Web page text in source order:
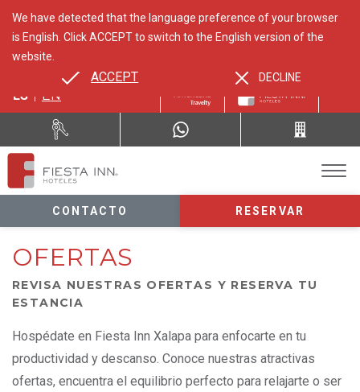
ES EN
CONTACTO RESERVAR
We have detected that the language preference of your browser
is English. Click ACCEPT to switch to the English version of the
website.
ACCEPT DECLINE
OFERTAS
REVISA NUESTRAS OFERTAS Y RESERVA TU
ESTANCIA
Hospédate en Fiesta Inn Xalapa para enfocarte en tu
productividad y descanso. Conoce nuestras atractivas
ofertas, encuentra el equilibrio perfecto para relajarte o ser